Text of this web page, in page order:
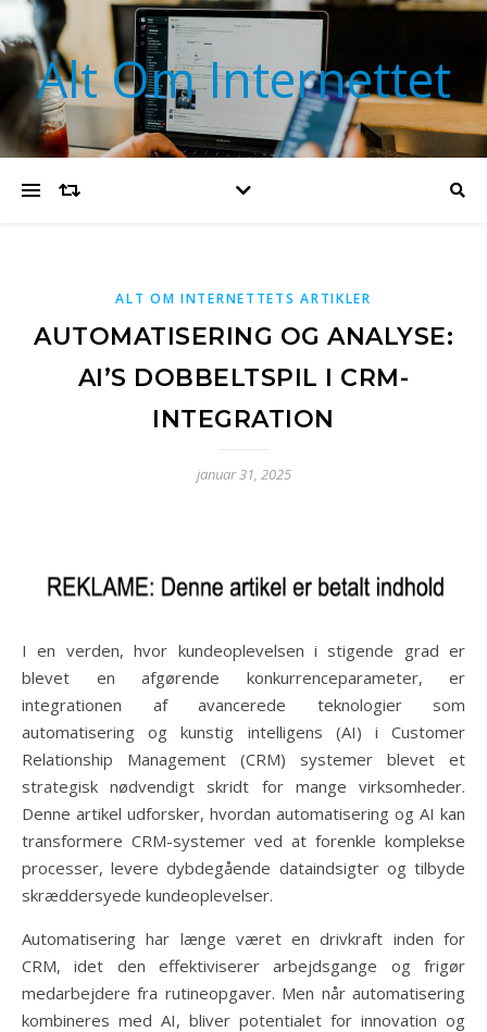
Alt Om Internettet
ALT OM INTERNETTETS ARTIKLER
AUTOMATISERING OG ANALYSE:
AI’S DOBBELTSPIL I CRM-
INTEGRATION
januar 31, 2025
I en verden, hvor kundeoplevelsen i stigende grad er
blevet en afgørende konkurrenceparameter, er
integrationen af avancerede teknologier som
automatisering og kunstig intelligens (AI) i Customer
Relationship Management (CRM) systemer blevet et
strategisk nødvendigt skridt for mange virksomheder.
Denne artikel udforsker, hvordan automatisering og AI kan
transformere CRM-systemer ved at forenkle komplekse
processer, levere dybdegående dataindsigter og tilbyde
skræddersyede kundeoplevelser.
Automatisering har længe været en drivkraft inden for
CRM, idet den effektiviserer arbejdsgange og frigør
medarbejdere fra rutineopgaver. Men når automatisering
kombineres med AI, bliver potentialet for innovation og